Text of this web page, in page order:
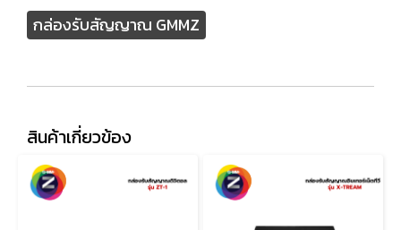
กล่องรับสัญญาณ GMMZ
สินค้าเกี่ยวข้อง